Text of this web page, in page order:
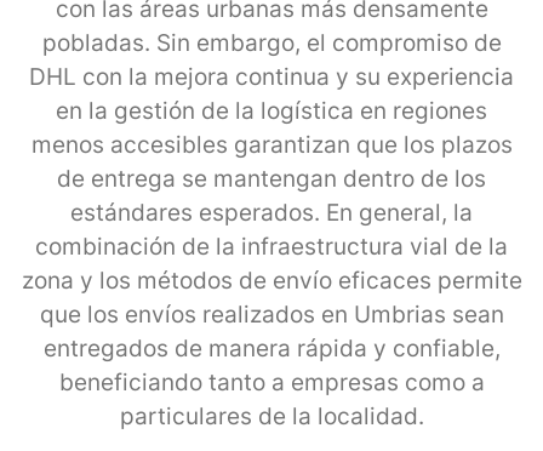
con las áreas urbanas más densamente
pobladas. Sin embargo, el compromiso de
DHL con la mejora continua y su experiencia
en la gestión de la logística en regiones
menos accesibles garantizan que los plazos
de entrega se mantengan dentro de los
estándares esperados. En general, la
combinación de la infraestructura vial de la
zona y los métodos de envío eficaces permite
que los envíos realizados en Umbrias sean
entregados de manera rápida y confiable,
beneficiando tanto a empresas como a
particulares de la localidad.